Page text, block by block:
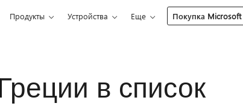
Продукты Устройства Еще Покупка Microsoft
в список